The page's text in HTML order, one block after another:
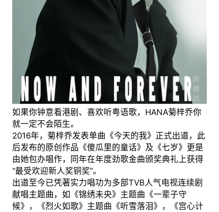
如果你钟意看港剧、喜欢听粤语歌，HANA菊梓乔你
就一定不会陌生。
2016年，菊梓乔发表单曲《今天的我》正式出道，此
后发布的原创作品《傻瓜里的童话》及《七岁》更是
由她包办唱作，同年在年度劲歌金曲颁奖典礼上获得
“最受欢迎新人奖铜奖”。
出道至今已凭著实力唱功为多部TVB人气电视连续剧
献唱主题曲，如《锦绣未央》主题曲《一辈子守
候》，《烈火如歌》主题曲《听雪落泪》，《宫心计